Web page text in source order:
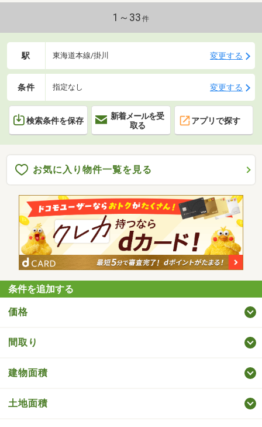
1～33 件
駅 東海道本線/掛川 変更する
条件 指定なし 変更する
検索条件を保存
新着メールを受
取る
アプリで探す
お気に入り物件一覧を見る
条件を追加する
価格
間取り
建物面積
土地面積